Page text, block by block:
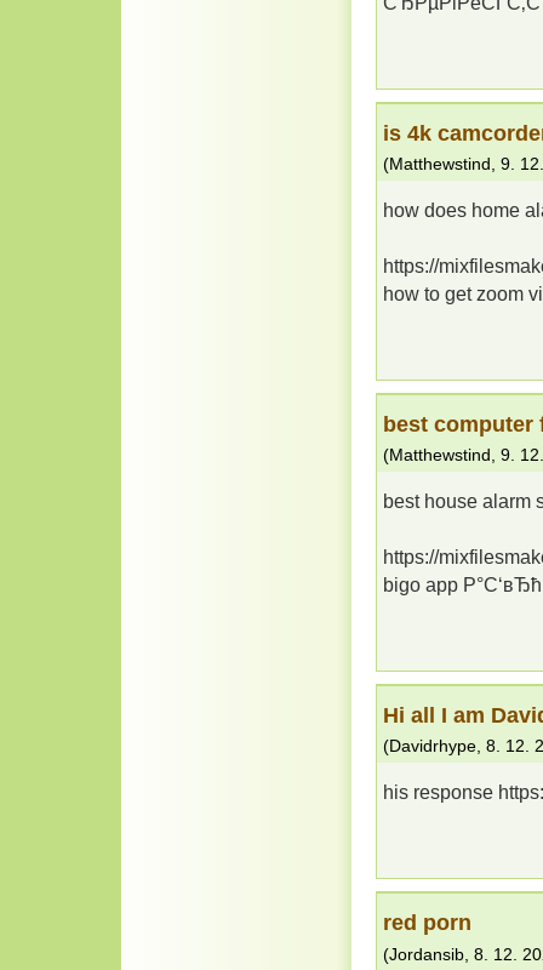
is 4k
(Matthewstind, 9.
how does home
https://
how to get zoom
best computer
(Matthewstind, 9.
best house alarm
https://
bigo app
Hi all I am
(Davidrhype, 8. 12.
his response
red porn
(Jordansib 8. 12.